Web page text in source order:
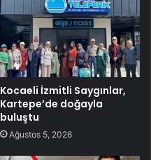
Kocaeli İzmitli Saygınlar,
Kartepe’de doğayla
buluştu
Ağustos 5, 2026